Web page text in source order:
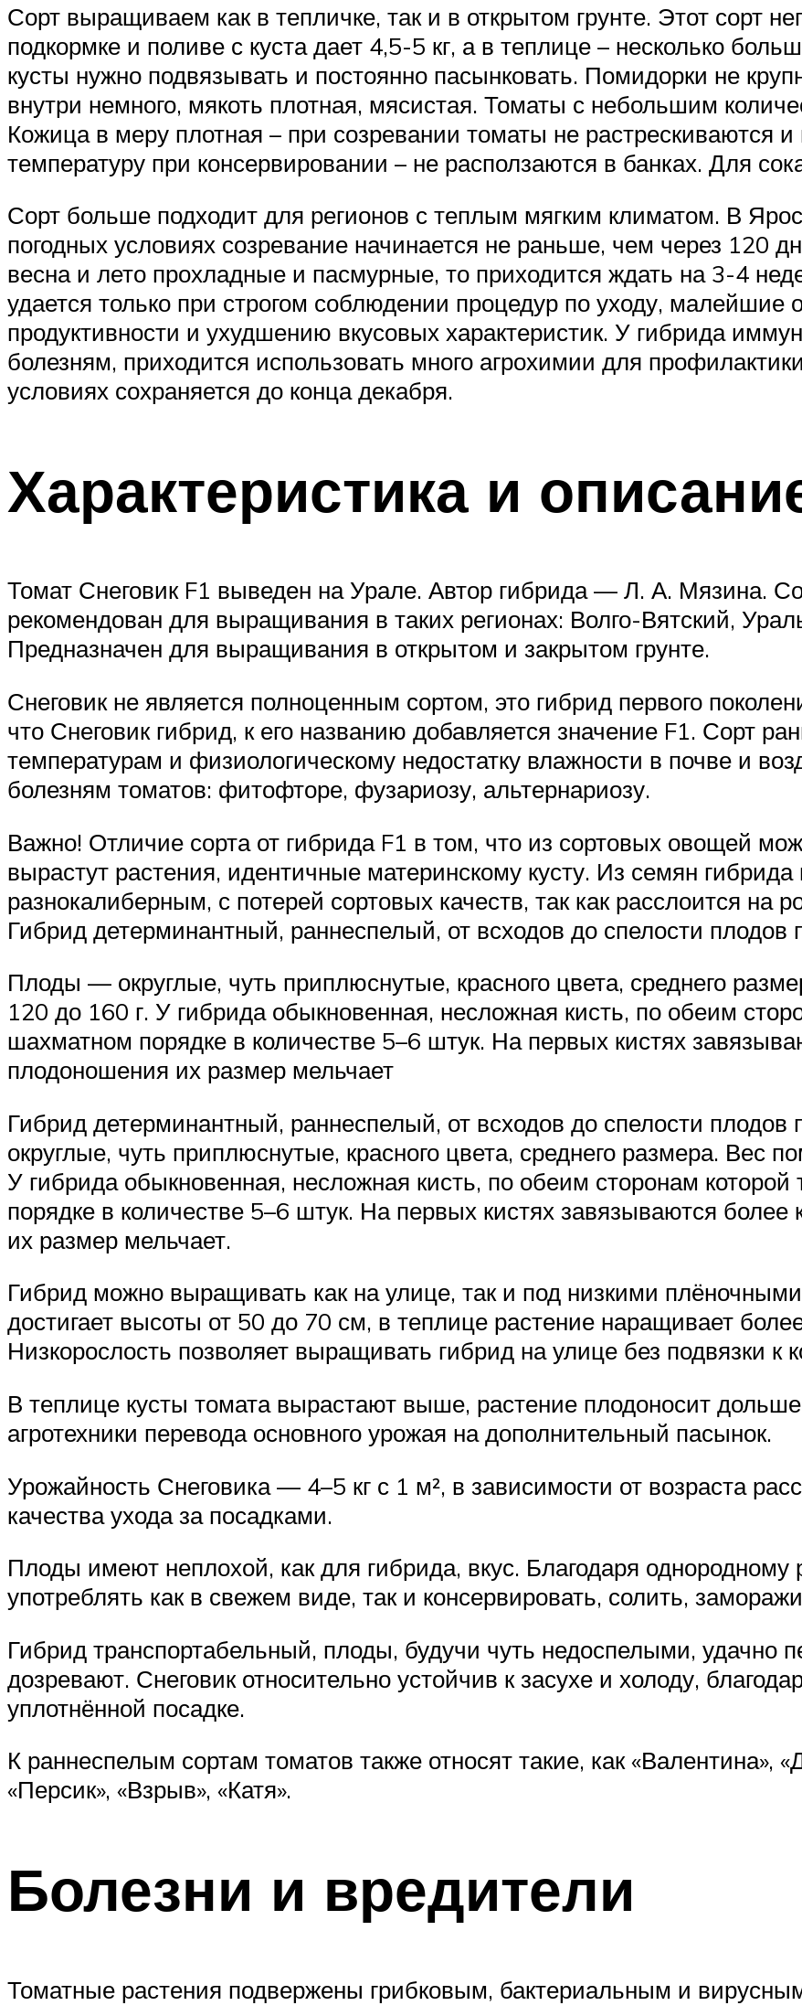
Сорт выращиваем как в тепличке, так и в открытом грунте. Этот сорт
подкормке и поливе с куста дает 4,5-5 кг, а в теплице – несколько
кусты нужно подвязывать и постоянно пасынковать. Помидорки не
внутри немного, мякоть плотная, мясистая. Томаты с небольшим
Кожица в меру плотная – при созревании томаты не растрескиваются
температуру при консервировании – не расползаются в банках. Для
Сорт больше подходит для регионов с теплым мягким климатом. В
погодных условиях созревание начинается не раньше, чем через 120
весна и лето прохладные и пасмурные, то приходится ждать на 3-4
удается только при строгом соблюдении процедур по уходу, малейшие
продуктивности и ухудшению вкусовых характеристик. У гибрида
болезням, приходится использовать много агрохимии для
условиях сохраняется до конца декабря.
Характеристика и
Томат Снеговик F1 выведен на Урале. Автор гибрида — Л. А. Мязина.
рекомендован для выращивания в таких регионах: Волго-Вятский,
Предназначен для выращивания в открытом и закрытом грунте.
Снеговик не является полноценным сортом, это гибрид первого
что Снеговик гибрид, к его названию добавляется значение F1. Сорт
температурам и физиологическому недостатку влажности в почве и
болезням томатов: фитофторе, фузариозу, альтернариозу.
Важно! Отличие сорта от гибрида F1 в том, что из сортовых овощей
вырастут растения, идентичные материнскому кусту. Из семян гибрида
разнокалиберным, с потерей сортовых качеств, так как расслоится на
Гибрид детерминантный, раннеспелый, от всходов до спелости плодов
Плоды — округлые, чуть приплюснутые, красного цвета, среднего
120 до 160 г. У гибрида обыкновенная, несложная кисть, по обеим
шахматном порядке в количестве 5–6 штук. На первых кистях
плодоношения их размер мельчает
Гибрид детерминантный, раннеспелый, от всходов до спелости
округлые, чуть приплюснутые, красного цвета, среднего размера. Вес
У гибрида обыкновенная, несложная кисть, по обеим сторонам
порядке в количестве 5–6 штук. На первых кистях завязываются
их размер мельчает.
Гибрид можно выращивать как на улице, так и под низкими
достигает высоты от 50 до 70 см, в теплице растение наращивает
Низкорослость позволяет выращивать гибрид на улице без подвязки
В теплице кусты томата вырастают выше, растение плодоносит
агротехники перевода основного урожая на дополнительный пасынок.
Урожайность Снеговика — 4–5 кг с 1 м², в зависимости от возраста
качества ухода за посадками.
Плоды имеют неплохой, как для гибрида, вкус. Благодаря
употреблять как в свежем виде, так и консервировать, солить,
Гибрид транспортабельный, плоды, будучи чуть недоспелыми, удачно
дозревают. Снеговик относительно устойчив к засухе и холоду,
уплотнённой посадке.
К раннеспелым сортам томатов также относят такие, как «Валентина»,
«Персик», «Взрыв», «Катя».
Болезни и вредители
Томатные растения подвержены грибковым, бактериальным и